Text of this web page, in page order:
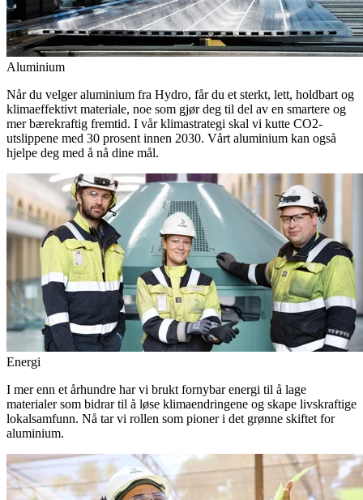
Aluminium
Når du velger aluminium fra Hydro, får du et sterkt, lett, holdbart og
klimaeffektivt materiale, noe som gjør deg til del av en smartere og
mer bærekraftig fremtid. I vår klimastrategi skal vi kutte CO2-
utslippene med 30 prosent innen 2030. Vårt aluminium kan også
hjelpe deg med å nå dine mål.
Energi
I mer enn et århundre har vi brukt fornybar energi til å lage
materialer som bidrar til å løse klimaendringene og skape livskraftige
lokalsamfunn. Nå tar vi rollen som pioner i det grønne skiftet for
aluminium.